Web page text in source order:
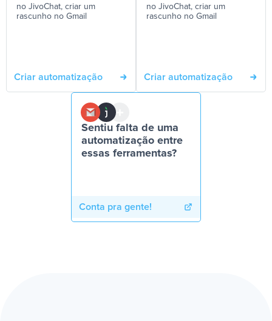
no JivoChat, criar um
rascunho no Gmail
Criar automatização
no JivoChat, criar um
rascunho no Gmail
Criar automatização
Sentiu falta de uma
automatização entre
essas ferramentas?
Conta pra gente!